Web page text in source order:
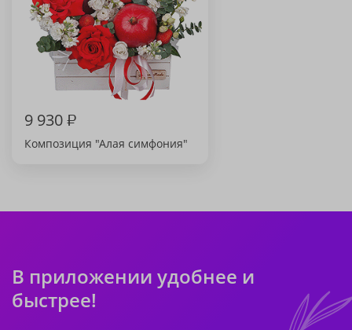
9 930₽
Композиция "Алая симфония"
В приложении удобнее и
быстрее!